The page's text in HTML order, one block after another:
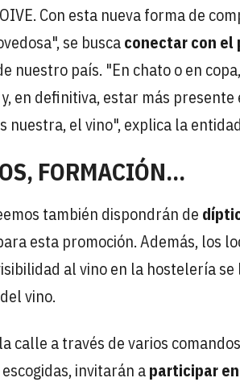
Con esta nueva forma de
se buscaconectar con el
nuestro país. "En chato o en
en definitiva, estar más
nuestra, el vino", explica la
FORMACIÓN...
también dispondrán de
esta promoción. Además, los
al vino en la hostelería
vino.
calle a través de varios
invitarán aparticipar